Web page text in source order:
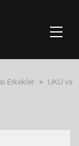
Erkekler > UKÜ vs